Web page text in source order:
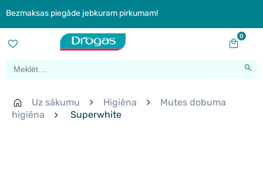
Bezmaksas piegāde jebkuram pirkumam!
0
Uz sākumu Higiēna
Mutes dobuma
higiēna
Superwhite